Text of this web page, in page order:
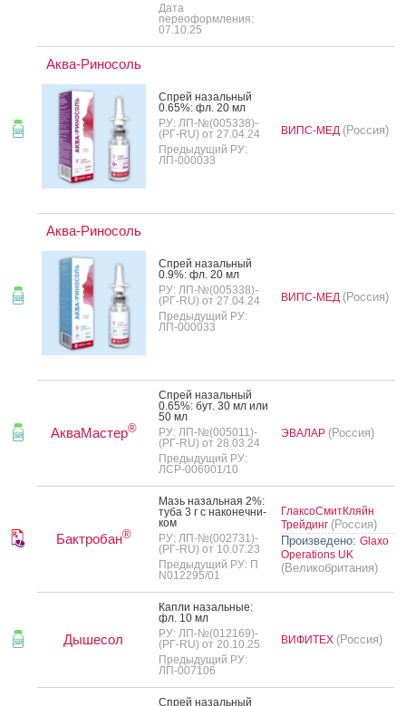
Дата
переоформления:
07.10.25
Аква-Риносоль
Спрей на­заль­ный
0.65%: фл. 20 мл
РУ: ЛП-№(005338)-
(РГ-RU) от 27.04.24
Предыдущий РУ:
ЛП-000033
ВИПС-МЕД (Россия)
Аква-Риносоль
Спрей на­заль­ный
0.9%: фл. 20 мл
РУ: ЛП-№(005338)-
(РГ-RU) от 27.04.24
Предыдущий РУ:
ЛП-000033
ВИПС-МЕД (Россия)
АкваМастер®
Спрей на­заль­ный
0.65%: бут. 30 мл или
50 мл
РУ: ЛП-№(005011)-
(РГ-RU) от 28.03.24
Предыдущий РУ:
ЛСР-006001/10
ЭВАЛАР (Россия)
Бактробан®
Мазь на­заль­ная 2%:
ту­ба 3 г с на­конеч­ни­
ком
РУ: ЛП-№(002731)-
(РГ-RU) от 10.07.23
Предыдущий РУ: П
N012295/01
ГлаксоСмитКляйн
Трейдинг (Россия)
Произведено: Glaxo
Operations UK
(Великобритания)
Дышесол
Кап­ли на­заль­ные:
фл. 10 мл
РУ: ЛП-№(012169)-
(РГ-RU) от 20.10.25
Предыдущий РУ:
ЛП-007106
ВИФИТЕХ (Россия)
Спрей на­заль­ный